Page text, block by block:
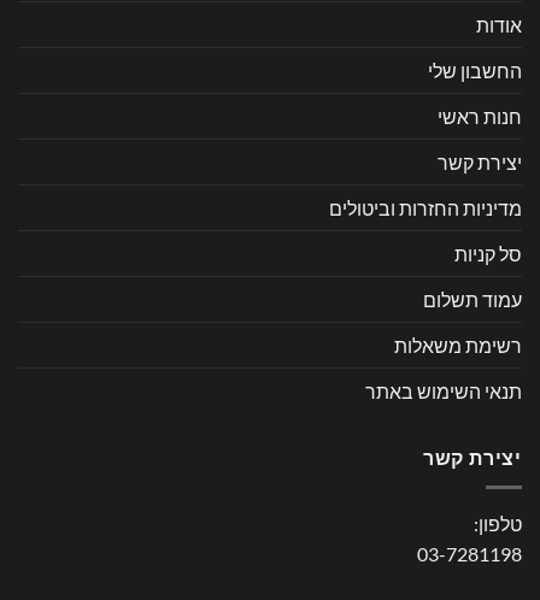
אודות
החשבון שלי
חנות ראשי
יצירת קשר
מדיניות החזרות וביטולים
סל קניות
עמוד תשלום
רשימת משאלות
תנאי השימוש באתר
יצירת קשר
טלפון:
03-7281198